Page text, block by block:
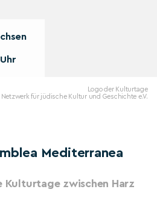
Logo der Kulturtage
für jüdische Kultur und Geschichte e.V.
Mediterranea
Kulturtage zwischen Harz